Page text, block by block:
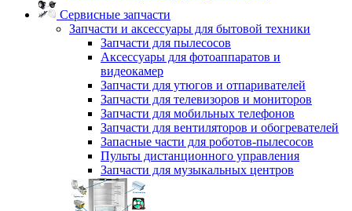
Сервисные запчасти
Запчасти и аксессуары для бытовой техники
Запчасти для пылесосов
Аксессуары для фотоаппаратов и
видеокамер
Запчасти для утюгов и отпаривателей
Запчасти для телевизоров и мониторов
Запчасти для мобильных телефонов
Запчасти для вентиляторов и обогревателей
Запасные части для роботов-пылесосов
Пульты дистанционного управления
Запчасти для музыкальных центров